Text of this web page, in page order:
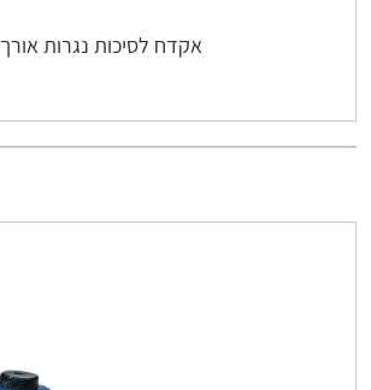
אקדח לסיכות נגרות אורך